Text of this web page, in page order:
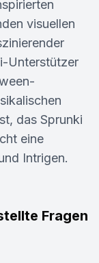
visuellen
Unterstützer
das Sprunki
eine
Intrigen.
Fragen